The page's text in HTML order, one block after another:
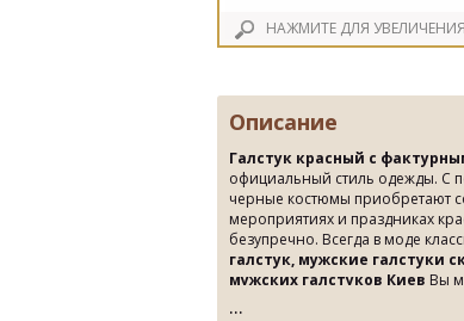
НАЖМИТЕ ДЛЯ
Описание
Галстук красный с
официальный стиль одежды. С
черные костюмы приобретают
мероприятиях и праздниках
безупречно. Всегда в моде
галстук, мужские галстуки
мужских галстуков Киев Вы